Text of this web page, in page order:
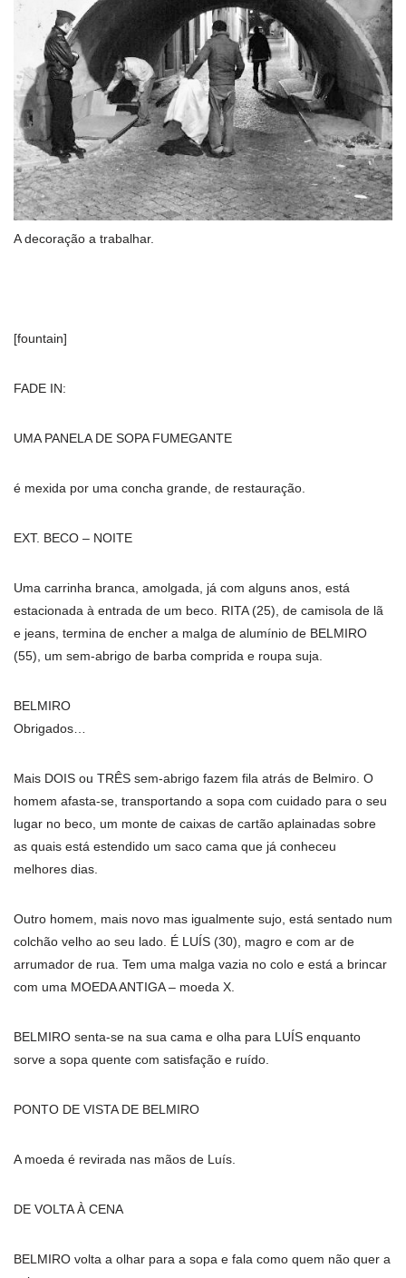
A decoração a trabalhar.
[fountain]
FADE IN:
UMA PANELA DE SOPA FUMEGANTE
é mexida por uma concha grande, de restauração.
EXT. BECO – NOITE
Uma carrinha branca, amolgada, já com alguns anos, está
estacionada à entrada de um beco. RITA (25), de camisola de lã
e jeans, termina de encher a malga de alumínio de BELMIRO
(55), um sem-abrigo de barba comprida e roupa suja.
BELMIRO
Obrigados…
Mais DOIS ou TRÊS sem-abrigo fazem fila atrás de Belmiro. O
homem afasta-se, transportando a sopa com cuidado para o seu
lugar no beco, um monte de caixas de cartão aplainadas sobre
as quais está estendido um saco cama que já conheceu
melhores dias.
Outro homem, mais novo mas igualmente sujo, está sentado num
colchão velho ao seu lado. É LUÍS (30), magro e com ar de
arrumador de rua. Tem uma malga vazia no colo e está a brincar
com uma MOEDA ANTIGA – moeda X.
BELMIRO senta-se na sua cama e olha para LUÍS enquanto
sorve a sopa quente com satisfação e ruído.
PONTO DE VISTA DE BELMIRO
A moeda é revirada nas mãos de Luís.
DE VOLTA À CENA
BELMIRO volta a olhar para a sopa e fala como quem não quer a